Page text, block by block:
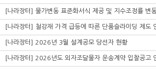
[나라장터] 물가변동 표준화서식 제공 및 지수조정률 변
[나라장터] 철강재 가격 급등에 따른 단품슬라이딩 제도
[나라장터] 2026년 3월 설계공모 당선자 현황
[나라장터] 2026년도 외자조달물자 운송계약 입찰공고